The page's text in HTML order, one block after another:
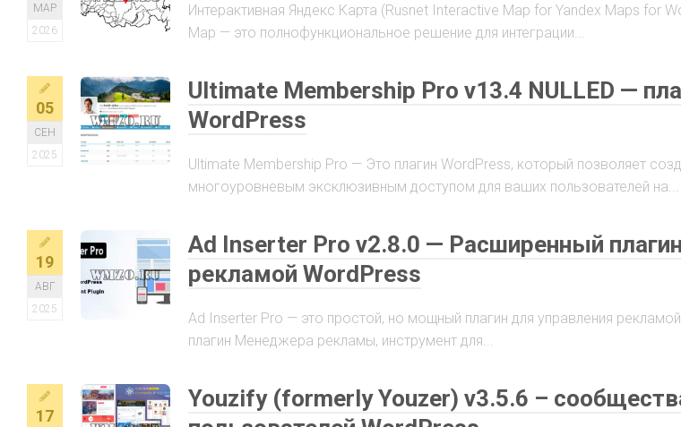
МАР
2026
Интерактивная Яндекс Карта (Rusnet Interactive Map for Yandex Maps for
Map — это полнофункциональное решение для интеграции...
05
СЕН
2025
Ultimate Membership Pro v13.4 NULLED —
WordPress
Ultimate Membership Pro — Это плагин WordPress, который позволяет
многоуровневым эксклюзивным доступом для ваших пользователей на...
19
АВГ
2025
Ad Inserter Pro v2.8.0 — Расширенный
рекламой WordPress
Ad Inserter Pro — это простой, но мощный плагин для управления
плагин Менеджера рекламы, инструмент для...
17
Youzify (formerly Youzer) v3.5.6 –